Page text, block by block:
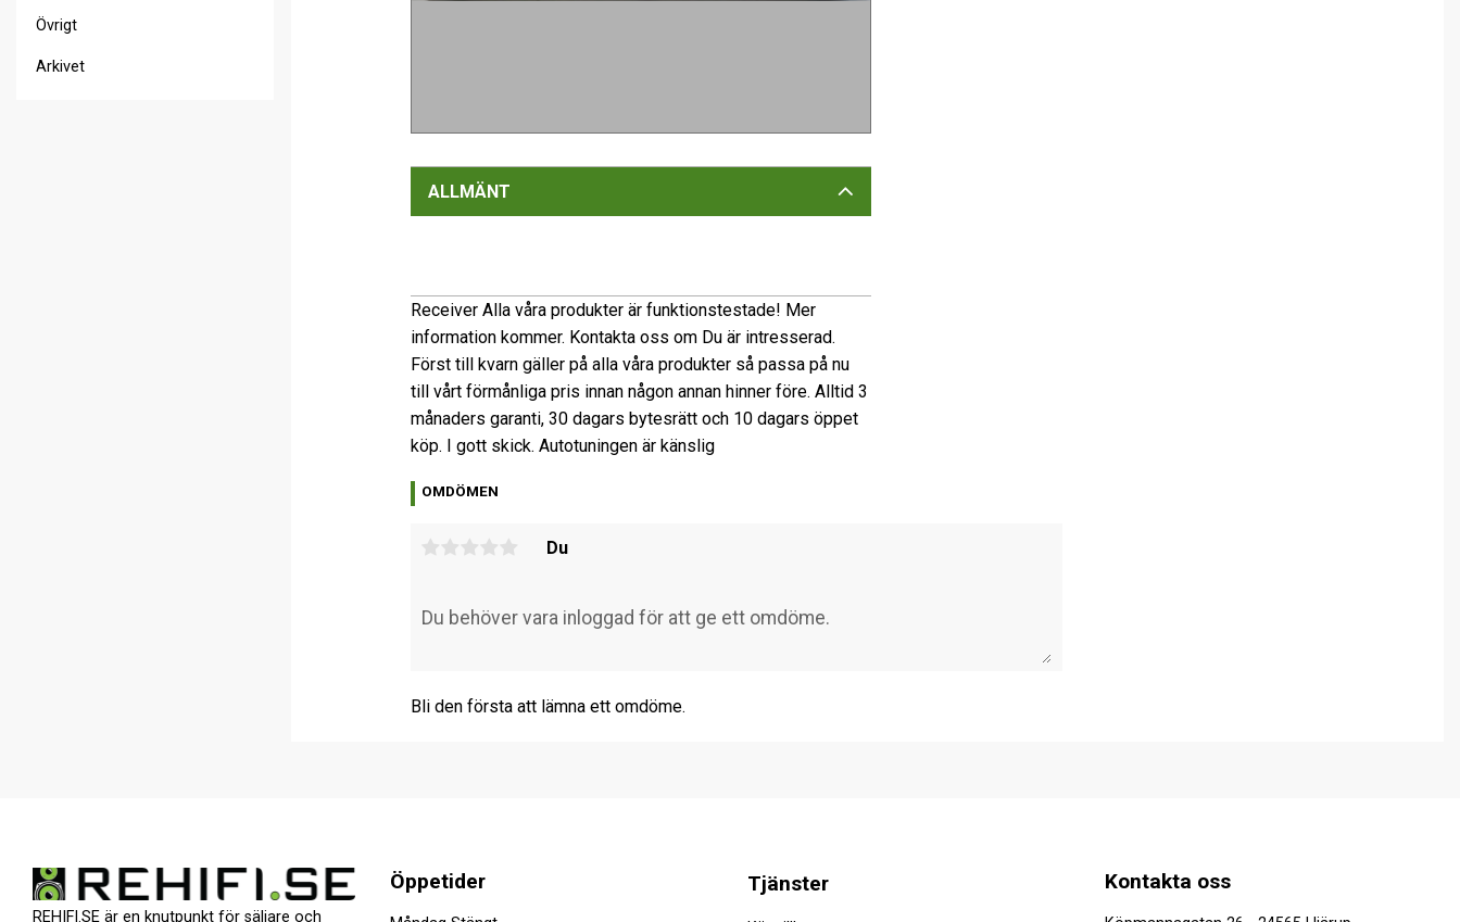
ALLMÄNT
Receiver Alla våra produkter är funktionstestade! Mer
information kommer. Kontakta oss om Du är intresserad.
Först till kvarn gäller på alla våra produkter så passa på nu
till vårt förmånliga pris innan någon annan hinner före. Alltid 3
månaders garanti, 30 dagars bytesrätt och 10 dagars öppet
köp. I gott skick. Autotuningen är känslig
OMDÖMEN
Du
Bli den första att lämna ett omdöme.
Övrigt
Arkivet
REHIFI.SE är en knutpunkt för säljare och
Öppetider Kontakta oss
Tjänster